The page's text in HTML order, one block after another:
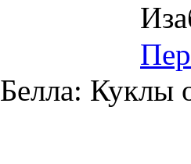
Белла: Куклы